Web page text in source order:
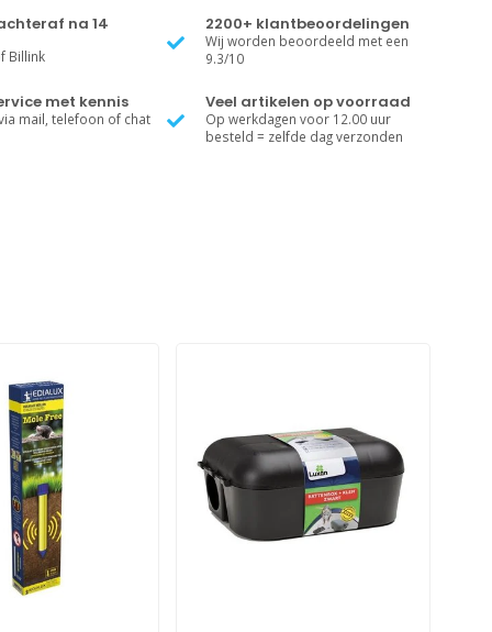
na 14
Billink
2200+ klantbeoordelingen
Wij worden beoordeeld met een
9.3/10
met kennis
mail, telefoon of chat
Veel artikelen op voorraad
Op werkdagen voor 12.00 uur
besteld = zelfde dag verzonden